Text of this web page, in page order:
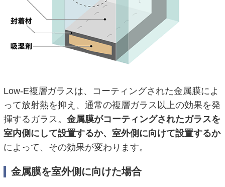
Low-E複層ガラスは、コーティングされた金属膜によ
って放射熱を抑え、通常の複層ガラス以上の効果を発
揮するガラス。 金属膜がコーティングされたガラスを
室内側にして設置するか、室外側に向けて設置するか
によって、その効果が変わります。
金属膜を室外側に向けた場合